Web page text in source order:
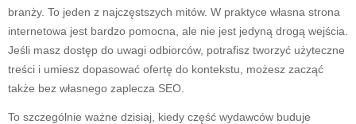
branży. To jeden z najczęstszych mitów. W praktyce własna strona
internetowa jest bardzo pomocna, ale nie jest jedyną drogą wejścia.
Jeśli masz dostęp do uwagi odbiorców, potrafisz tworzyć użyteczne
treści i umiesz dopasować ofertę do kontekstu, możesz zacząć
także bez własnego zaplecza SEO.
To szczególnie ważne dzisiaj, kiedy część wydawców buduje